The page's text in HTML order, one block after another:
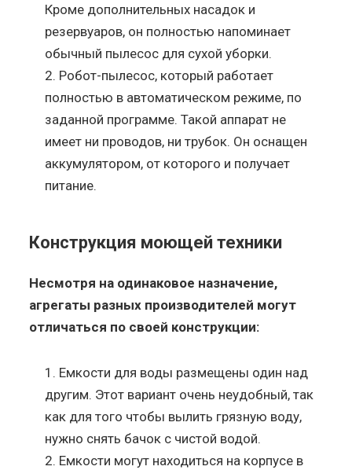
Кроме дополнительных насадок и
резервуаров, он полностью напоминает
обычный пылесос для сухой уборки.
Робот-пылесос, который работает
полностью в автоматическом режиме, по
заданной программе. Такой аппарат не
имеет ни проводов, ни трубок. Он оснащен
аккумулятором, от которого и получает
питание.
Конструкция моющей техники
Несмотря на одинаковое назначение,
агрегаты разных производителей могут
отличаться по своей конструкции:
Емкости для воды размещены один над
другим. Этот вариант очень неудобный, так
как для того чтобы вылить грязную воду,
нужно снять бачок с чистой водой.
Емкости могут находиться на корпусе в